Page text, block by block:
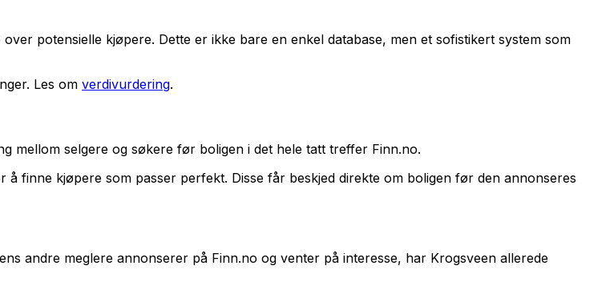
potensielle kjøpere. Dette er ikke bare en enkel database, men et sofistikert system som
Les om verdivurdering.
mellom selgere og søkere før boligen i det hele tatt treffer Finn.no.
finne kjøpere som passer perfekt. Disse får beskjed direkte om boligen før den annonseres
andre meglere annonserer på Finn.no og venter på interesse, har Krogsveen allerede